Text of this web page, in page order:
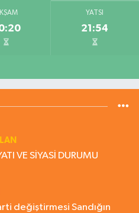
YATSI
21:54
VE SİYASİ DURUMU
değiştirmesi Sandığın